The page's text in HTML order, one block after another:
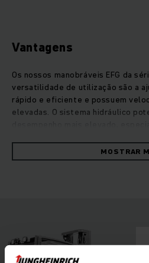
Vantagens
Os nossos manobráveis EFG da
versatilidade de utilização são a
rápido e eficiente e possuem
elevadas. O sistema hidráulico
e o conceito tecnológico
grau de eficiência em qualquer
vantagem em termos de eficiência
baterias de iões de lítio, tira
MOSTRAR